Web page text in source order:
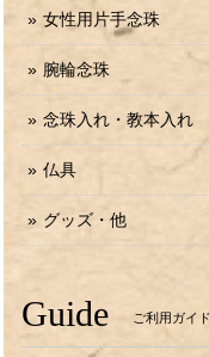
女性用片手念珠
腕輪念珠
念珠入れ・教本入れ
仏具
グッズ・他
Guide ご利用ガイド